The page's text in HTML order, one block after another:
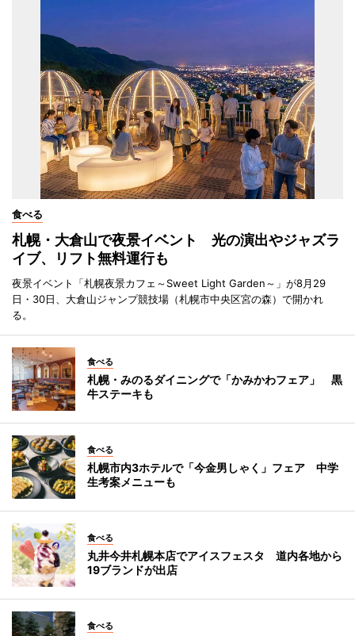
食べる
札幌・大倉山で夜景イベント 光の演出やジャズラ
イブ、リフト無料運行も
夜景イベント「札幌夜景カフェ～Sweet Light Garden～」が8月29
日・30日、大倉山ジャンプ競技場（札幌市中央区宮の森）で開かれ
る。
食べる
札幌・みのるダイニングで「かみかわフェア」 黒
牛ステーキも
食べる
札幌市内3ホテルで「今金男しゃく」フェア 中学
生考案メニューも
食べる
丸井今井札幌本店でアイスフェスタ 道内各地から
19ブランドが出店
食べる